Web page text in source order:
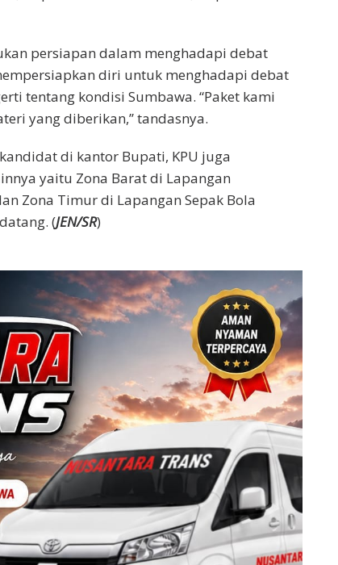
persiapan dalam menghadapi debat
diri untuk menghadapi debat
tentang kondisi Sumbawa. “Paket kami
yang diberikan,’’ tandasnya.
di kantor Bupati, KPU juga
yaitu Zona Barat di Lapangan
Zona Timur di Lapangan Sepak Bola
(JEN/SR)